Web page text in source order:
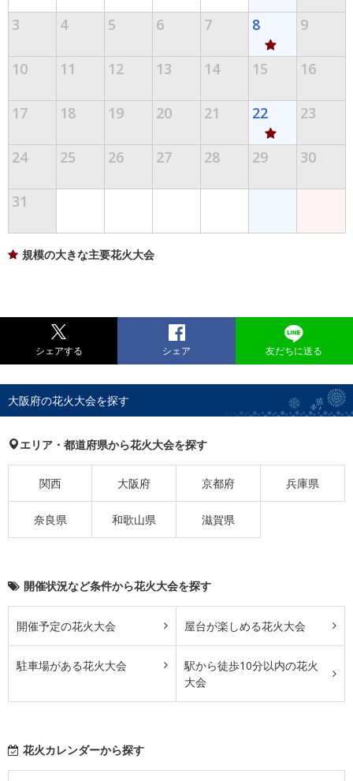
3 4 5 6 7 8 9
10 11 12 13 14 15 16
17 18 19 20 21 22 23
24 25 26 27 28 29 30
31
規模の大きな主要花火大会
シェアする シェア 友だちに送る
大阪府の花火大会を探す
エリア・都道府県から花火大会を探す
関西 大阪府 京都府 兵庫県
奈良県 和歌山県 滋賀県
開催状況など条件から花火大会を探す
開催予定の花火大会 屋台が楽しめる花火大会
駐車場がある花火大会
駅から徒歩10分以内の花火
大会
花火カレンダーから探す